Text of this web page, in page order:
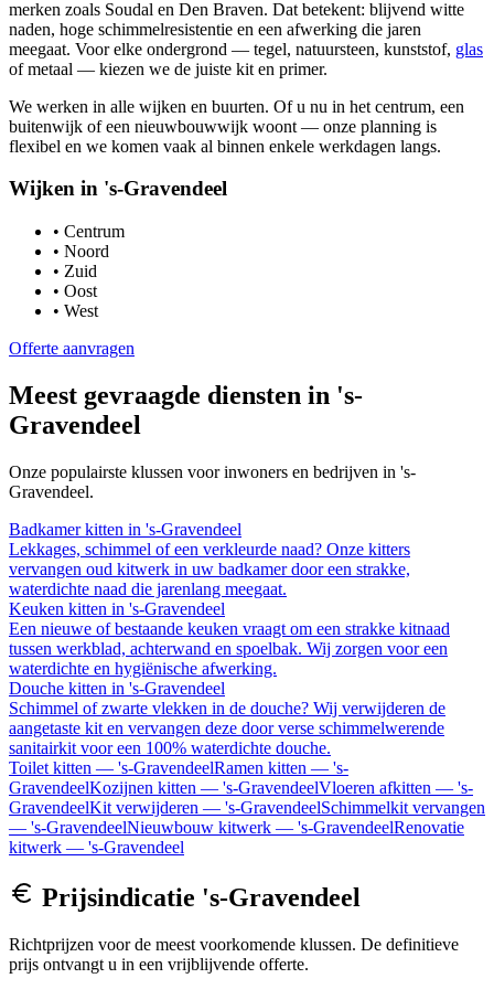
merken zoals Soudal en Den Braven. Dat betekent: blijvend witte
naden, hoge schimmelresistentie en een afwerking die jaren
meegaat. Voor elke ondergrond — tegel, natuursteen, kunststof, glas
of metaal — kiezen we de juiste kit en primer.
We werken in alle wijken en buurten. Of u nu in het centrum, een
buitenwijk of een nieuwbouwwijk woont — onze planning is
flexibel en we komen vaak al binnen enkele werkdagen langs.
Wijken in 's-Gravendeel
• Centrum
• Noord
• Zuid
• Oost
• West
Offerte aanvragen
Meest gevraagde diensten in 's-
Gravendeel
Onze populairste klussen voor inwoners en bedrijven in 's-
Gravendeel.
Badkamer kitten in 's-Gravendeel
Lekkages, schimmel of een verkleurde naad? Onze kitters
vervangen oud kitwerk in uw badkamer door een strakke,
waterdichte naad die jarenlang meegaat.
Keuken kitten in 's-Gravendeel
Een nieuwe of bestaande keuken vraagt om een strakke kitnaad
tussen werkblad, achterwand en spoelbak. Wij zorgen voor een
waterdichte en hygiënische afwerking.
Douche kitten in 's-Gravendeel
Schimmel of zwarte vlekken in de douche? Wij verwijderen de
aangetaste kit en vervangen deze door verse schimmelwerende
sanitairkit voor een 100% waterdichte douche.
Toilet kitten — 's-GravendeelRamen kitten — 's-
GravendeelKozijnen kitten — 's-GravendeelVloeren afkitten — 's-
GravendeelKit verwijderen — 's-GravendeelSchimmelkit vervangen
— 's-GravendeelNieuwbouw kitwerk — 's-GravendeelRenovatie
kitwerk — 's-Gravendeel
Prijsindicatie 's-Gravendeel
Richtprijzen voor de meest voorkomende klussen. De definitieve
prijs ontvangt u in een vrijblijvende offerte.